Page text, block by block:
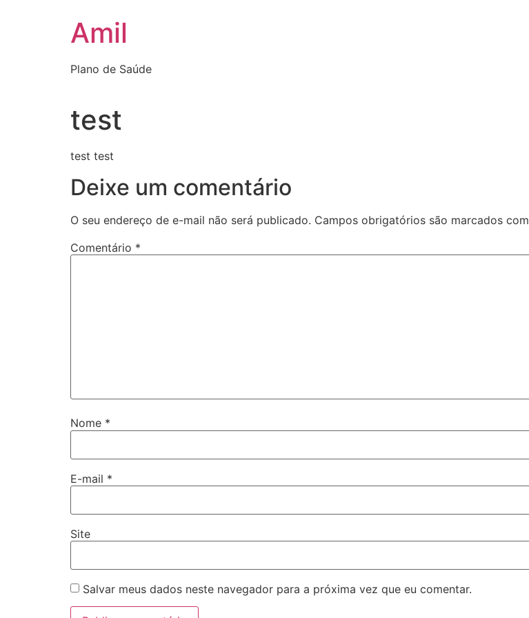
Amil
Plano de Saúde
test
test test
Deixe um comentário
O seu endereço de e-mail não será publicado. Campos obrigatórios são marcados com
Comentário *
Nome *
E-mail *
Site
Salvar meus dados neste navegador para a próxima vez que eu comentar.